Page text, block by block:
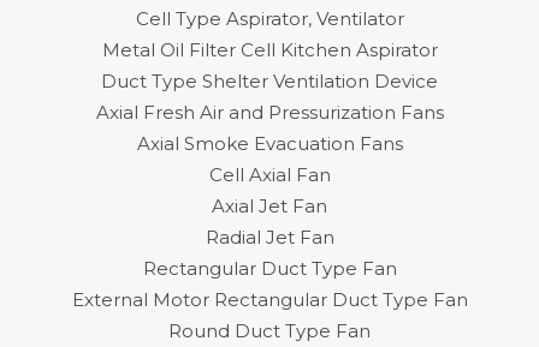
Cell Type Aspirator, Ventilator
Metal Oil Filter Cell Kitchen Aspirator
Duct Type Shelter Ventilation Device
Axial Fresh Air and Pressurization Fans
Axial Smoke Evacuation Fans
Cell Axial Fan
Axial Jet Fan
Radial Jet Fan
Rectangular Duct Type Fan
External Motor Rectangular Duct Type Fan
Round Duct Type Fan